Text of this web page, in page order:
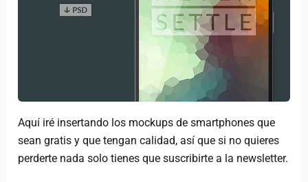
Aquí iré insertando los mockups de smartphones que
sean gratis y que tengan calidad, así que si no quieres
perderte nada solo tienes que suscribirte a la newsletter.